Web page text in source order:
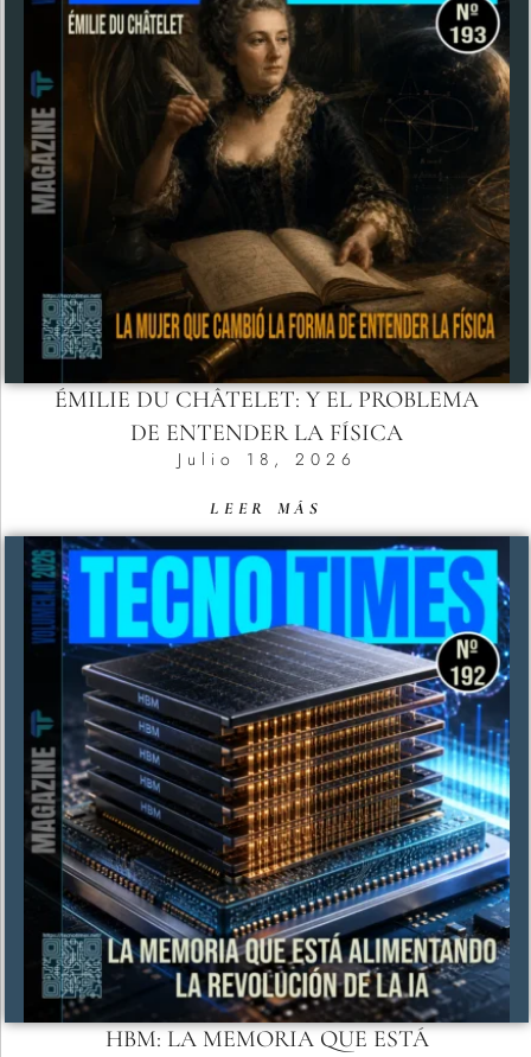
ÉMILIE DU CHÂTELET: Y EL PROBLEMA
DE ENTENDER LA FÍSICA
Julio 18, 2026
LEER MÁS
HBM: LA MEMORIA QUE ESTÁ